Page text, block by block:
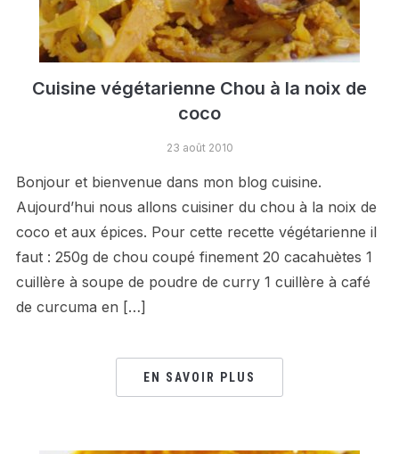
Cuisine végétarienne Chou à la noix de
coco
23 août 2010
Bonjour et bienvenue dans mon blog cuisine.
Aujourd’hui nous allons cuisiner du chou à la noix de
coco et aux épices. Pour cette recette végétarienne il
faut : 250g de chou coupé finement 20 cacahuètes 1
cuillère à soupe de poudre de curry 1 cuillère à café
de curcuma en […]
EN SAVOIR PLUS